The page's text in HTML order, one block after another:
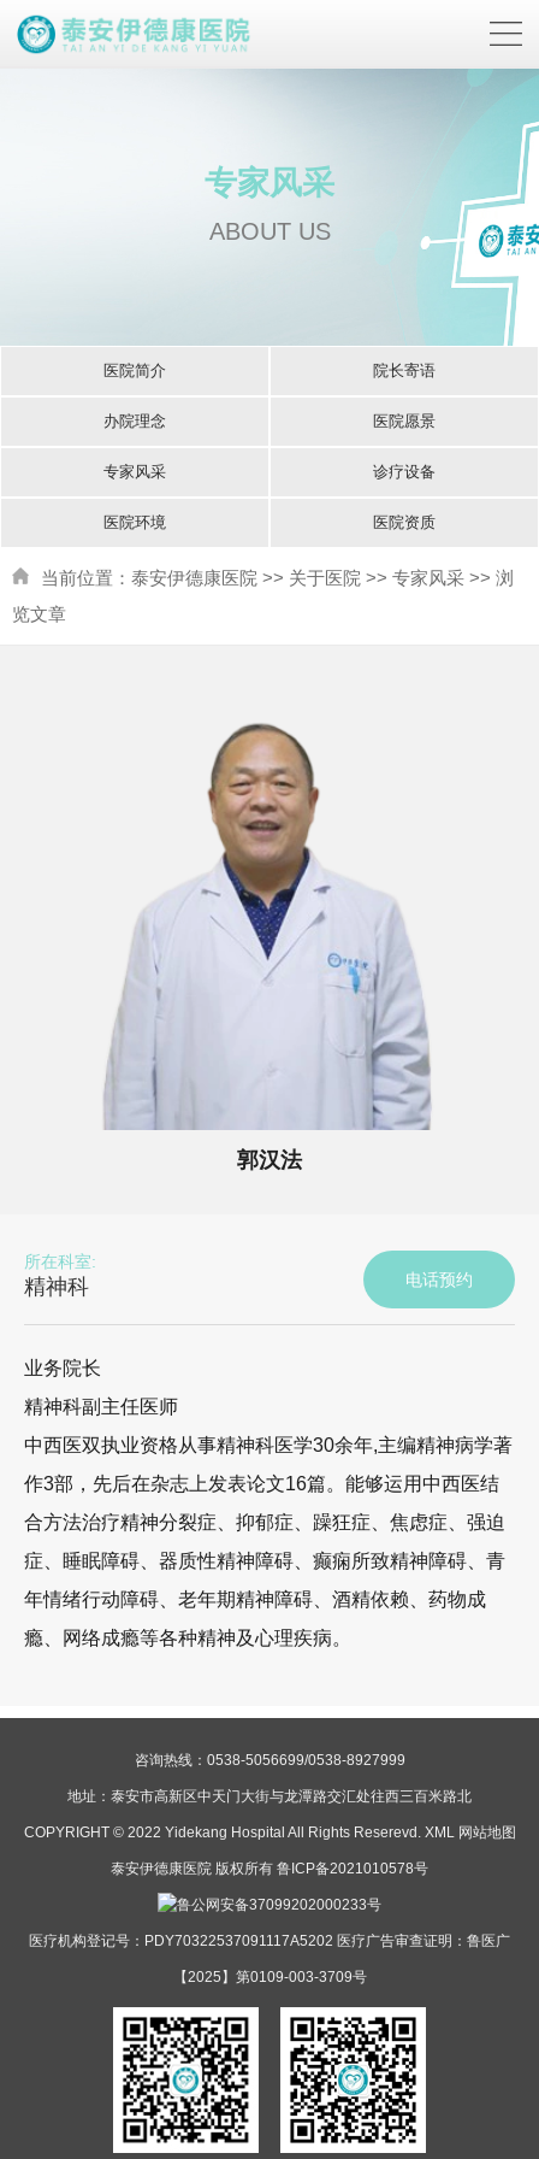
专家风采
ABOUT US
医院简介 院长寄语
办院理念 医院愿景
专家风采 诊疗设备
医院环境 医院资质
当前位置： 泰安伊德康医院 >> 关于医院 >> 专家风采 >> 浏
览文章
郭汉法
所在科室:
精神科 电话预约
业务院长
精神科副主任医师
中西医双执业资格从事精神科医学30余年,主编精神病学著
作3部，先后在杂志上发表论文16篇。能够运用中西医结
合方法治疗精神分裂症、抑郁症、躁狂症、焦虑症、强迫
症、睡眠障碍、器质性精神障碍、癫痫所致精神障碍、青
年情绪行动障碍、老年期精神障碍、酒精依赖、药物成
瘾、网络成瘾等各种精神及心理疾病。
咨询热线：0538-5056699/0538-8927999
地址：泰安市高新区中天门大街与龙潭路交汇处往西三百米路北
COPYRIGHT © 2022 Yidekang Hospital All Rights Reserevd. XML 网站地图
泰安伊德康医院 版权所有 鲁ICP备2021010578号
鲁公网安备37099202000233号
医疗机构登记号：PDY70322537091117A5202 医疗广告审查证明：鲁医广
【2025】第0109-003-3709号